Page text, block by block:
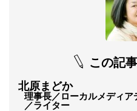
この記
北原まどか
理事長／ローカルメディ
／ライター